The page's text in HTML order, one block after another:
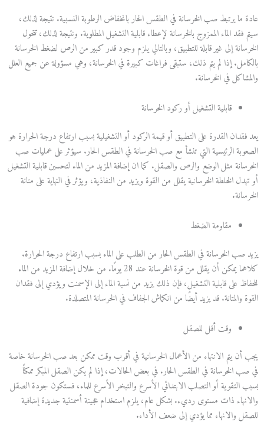
عادة ما يرتبط صب الخرسانة في الطقس الحار بانخفاض الرطوبة النسبية. نتيجة لذلك،
سيتم فقد الماء الممزوج بالخرسانة لإعطاء قابلية التشغيل المطلوبة. ونتيجة لذلك، تتحول
الخرسانة إلى غير قابلة للتطبيق، وبالتالي يلزم وجود قدر كبير من الرص لضغط الخرسانة
بالكامل. إذا لم يتم ذلك، ستبقى فراغات كبيرة في الخرسانة، وهي مسؤولة عن جميع العلل
والمشاكل في الخرسانة.
قابلية التشغيل أو ركود الخرسانة
يعد فقدان القدرة على التطبيق أو قيمة الركود أو التشغيلية بسبب ارتفاع درجة الحرارة هو
الصعوبة الرئيسية التي تنشأ مع صب الخرسانة في الطقس الحار. سيؤثر على عمليات صب
الخرسانة مثل الوضع والرص والصقل. كما ان إضافة المزيد من الماء لتحسين قابلية التشغيل
أو تهدل الخلطة الخرسانية يقلل من القوة ويزيد من النفاذية، ويؤثر في النهاية على متانة
الخرسانة.
مقاومة الضغط
يزيد صب الخرسانة في الطقس الحار من الطلب على الماء بسبب ارتفاع درجة الحرارة.
كلاهما يمكن أن يقلل من قوة الخرسانة عند 28 يومًا. من خلال إضافة المزيد من الماء
للحفاظ على قابلية التشغيل، فإن ذلك يزيد من نسبة الماء إلى الإسمنت ويؤدي إلى فقدان
القوة والمتانة. قد يزيد أيضًا من انكماش الجفاف في الخرسانة المتصلدة.
وقت أقل للصقل
يجب أن يتم الانتهاء من الأعمال الخرسانية في أقرب وقت ممكن بعد صب الخرسانة خاصة
في صب الخرسانة في الطقس الحار. في بعض الحالات، إذا لم يكن الصقل المبكر ممكنًا
بسبب التقوية أو التصلب الابتدائي الأسرع والتبخر الأسرع للماء، فستكون جودة الصقل
والانهاء ذات مستوى رديء. بشكل عام، يلزم استخدام عجينة أسمنتية ​​جديدة إضافية
للصقل والانهاء مما يؤدي إلى ضعف الأداء.